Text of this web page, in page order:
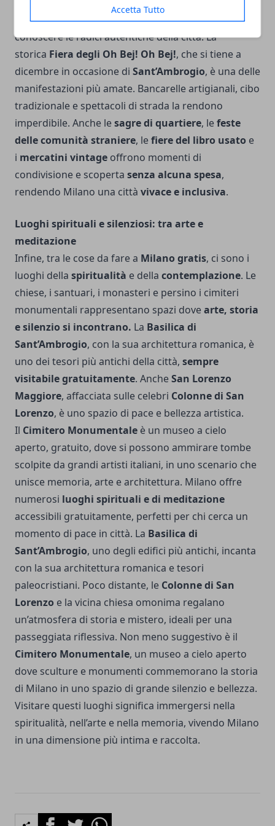
Accetta Tutto
sonosempre gratuiti, e offrono un’occasione per
conoscere le radici autentiche della città. La
storica Fiera degli Oh Bej! Oh Bej!, che si tiene a
dicembre in occasione di Sant’Ambrogio, è una delle
manifestazioni più amate. Bancarelle artigianali, cibo
tradizionale e spettacoli di strada la rendono
imperdibile. Anche lesagre di quartiere, lefeste
delle comunità straniere, lefiere del libro usato e
i mercatini vintage offrono momenti di
condivisione e scoperta senza alcuna spesa,
rendendo Milano una città vivace e inclusiva.
Luoghi spirituali e silenziosi: tra arte e
meditazione
Infine, tra le cose da fare a Milano gratis, ci sono i
luoghi della spiritualità e della contemplazione. Le
chiese, i santuari, i monasteri e persino i cimiteri
monumentali rappresentano spazi dovearte, storia
e silenzio si incontrano. La Basilica di
Sant’Ambrogio, con la sua architettura romanica, è
uno dei tesori più antichi della città, sempre
visitabile gratuitamente. AncheSan Lorenzo
Maggiore, affacciata sulle celebri Colonne di San
Lorenzo, è uno spazio di pace e bellezza artistica.
Il Cimitero Monumentale è un museo a cielo
aperto, gratuito, dove si possono ammirare tombe
scolpite da grandi artisti italiani, in uno scenario che
unisce memoria, arte e architettura. Milano offre
numerosi luoghi spirituali e di meditazione
accessibili gratuitamente, perfetti per chi cerca un
momento di pace in città. La Basilica di
Sant’Ambrogio, uno degli edifici più antichi, incanta
con la sua architettura romanica e tesori
paleocristiani. Poco distante, le Colonne di San
Lorenzo e la vicina chiesa omonima regalano
un’atmosfera di storia e mistero, ideali per una
passeggiata riflessiva. Non meno suggestivo è il
Cimitero Monumentale, un museo a cielo aperto
dove sculture e monumenti commemorano la storia
di Milano in uno spazio di grande silenzio e bellezza.
Visitare questi luoghi significa immergersi nella
spiritualità, nell’arte e nella memoria, vivendo Milano
in una dimensione più intima e raccolta.
FacebookTwitterWhatsapp